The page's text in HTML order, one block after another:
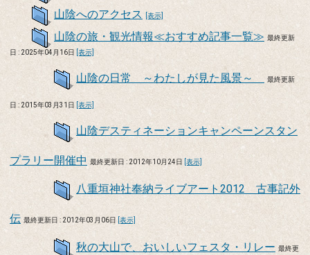
山陰へのアクセス [表示]
山陰の旅・観光情報≪おすすめ記事一覧≫ 最終更新
日 : 2025年04月16日
[表示]
山陰の日常 ～わたしが見た風景～ 最終更新
日 : 2015年03月31日 [表示]
山陰デスティネーションキャンペーンスタン
プラリー開催中 最終更新日 : 2012年10月24日 [表示]
八重垣神社奉納ライブアート2012 古事記外
伝 最終更新日 : 2012年03月06日 [表示]
秋の大山で、おいしいフェスタ・リレー 最終更